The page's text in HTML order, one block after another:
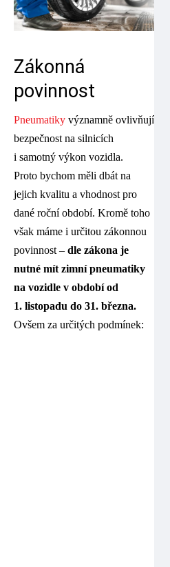
Zákonná
povinnost
Pneumatiky významně ovlivňují
bezpečnost na silnicích
i samotný výkon vozidla.
Proto bychom měli dbát na
jejich kvalitu a vhodnost pro
dané roční období. Kromě toho
však máme i určitou zákonnou
povinnost – dle zákona je
nutné mít zimní pneumatiky
na vozidle v období od
1. listopadu do 31. března.
Ovšem za určitých podmínek: